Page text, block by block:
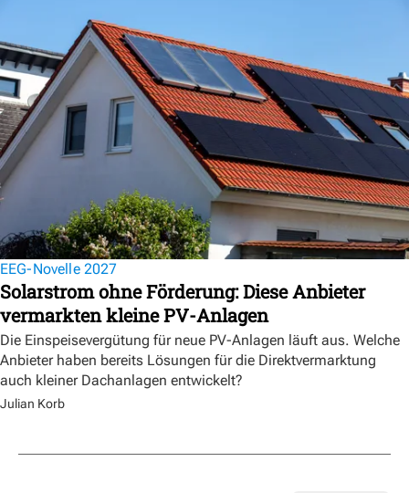
EEG-Novelle 2027
Solarstrom ohne Förderung: Diese Anbieter
vermarkten kleine PV-Anlagen
Die Einspeisevergütung für neue PV-Anlagen läuft aus. Welche
Anbieter haben bereits Lösungen für die Direktvermarktung
auch kleiner Dachanlagen entwickelt?
Julian Korb